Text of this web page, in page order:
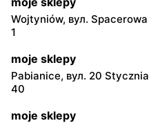
Wojtyniów, вул. Spacerowa
1
moje sklepy
Pabianice, вул. 20 Stycznia
40
moje sklepy